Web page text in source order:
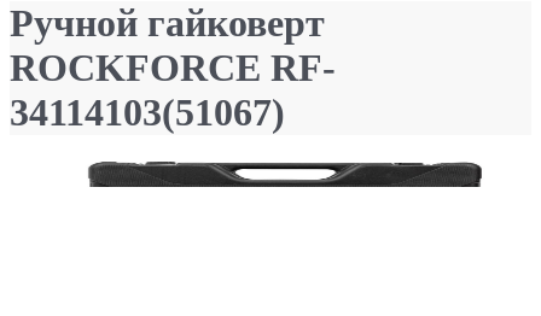
Ручной гайковерт
ROCKFORCE RF-
34114103(51067)